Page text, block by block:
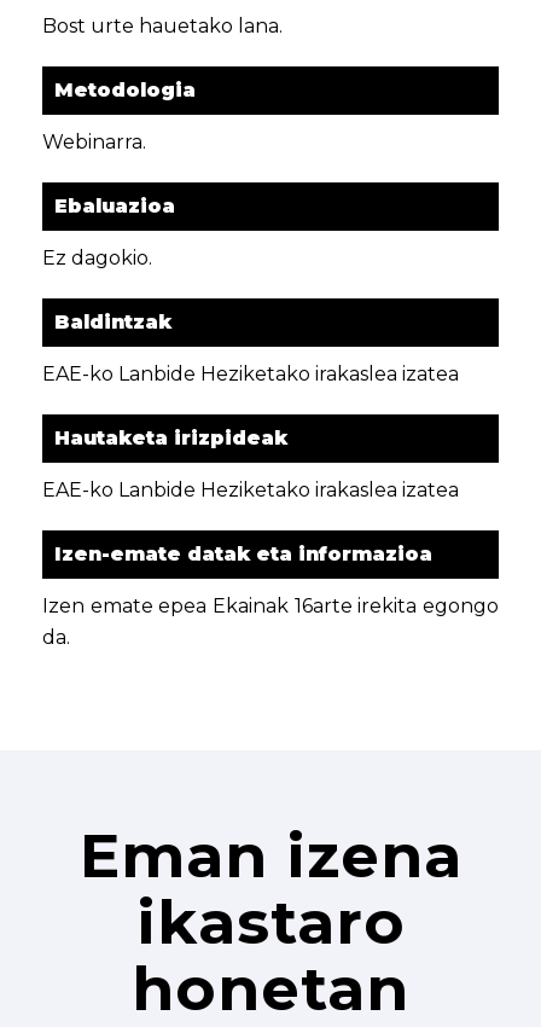
Bost urte hauetako lana.
Metodologia
Webinarra.
Ebaluazioa
Ez dagokio.
Baldintzak
EAE-ko Lanbide Heziketako irakaslea izatea
Hautaketa irizpideak
EAE-ko Lanbide Heziketako irakaslea izatea
Izen-emate datak eta informazioa
Izen emate epea Ekainak 16arte irekita egongo
da.
Eman izena
ikastaro
honetan